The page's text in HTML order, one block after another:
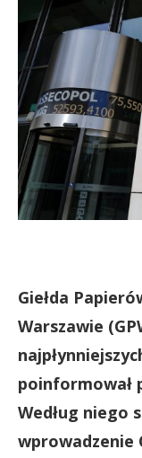
Giełda
Warszawie
poinformował
Według niego
wprowadzenie